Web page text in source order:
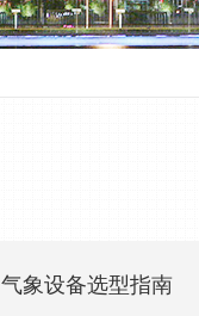
气象设备选型指南